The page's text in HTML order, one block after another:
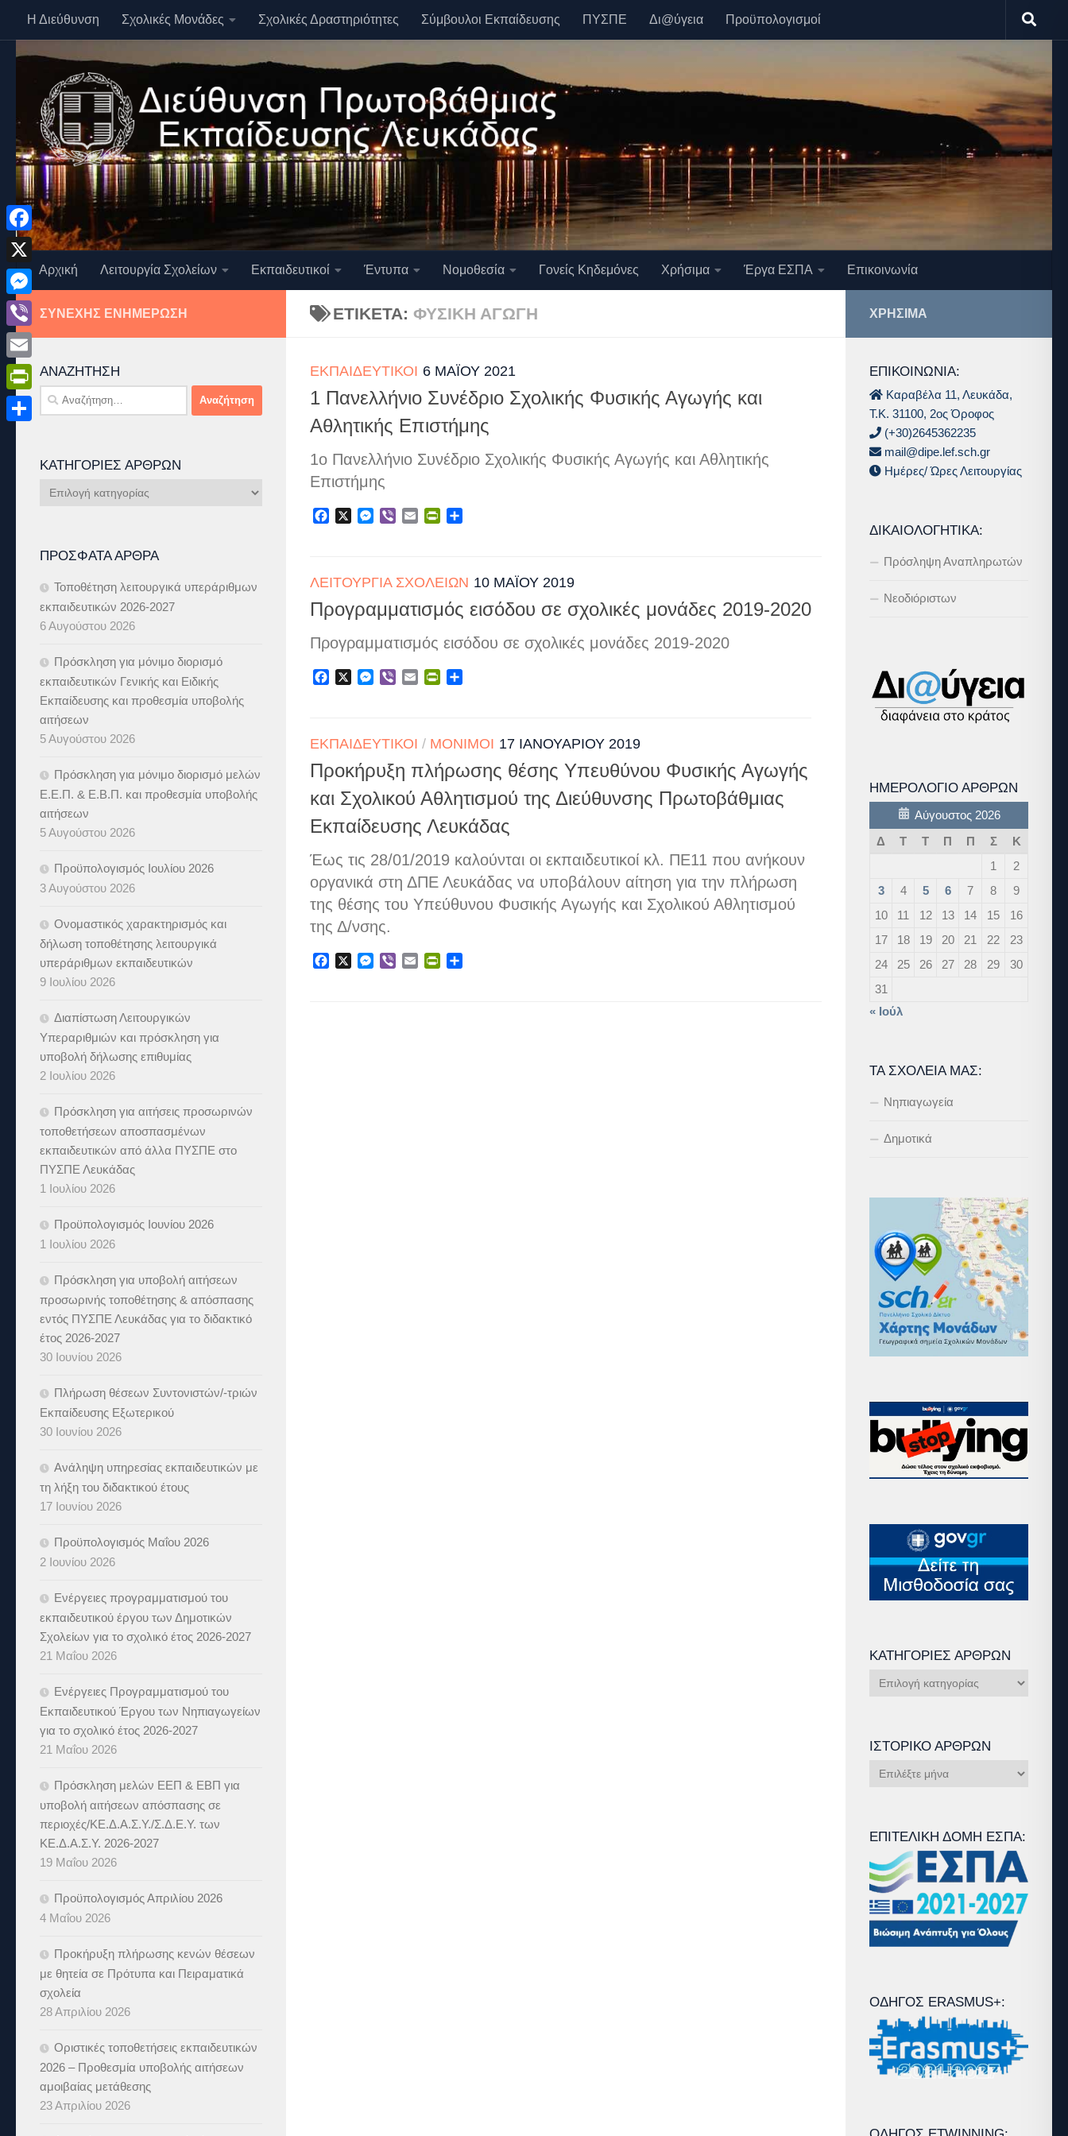
Skip to content
Η Διεύθυνση Σχολικές Μονάδες Σχολικές Δραστηριότητες Σύμβουλοι Εκπαίδευσης ΠΥΣΠΕ Δι@ύγεια Προϋπολογισμοί
Αρχική Λειτουργία Σχολείων Εκπαιδευτικοί Έντυπα Νομοθεσία Γονείς Κηδεμόνες Χρήσιμα Έργα ΕΣΠΑ Επικοινωνία
ΕΤΙΚΈΤΑ: ΦΥΣΙΚΉ ΑΓΩΓΉ
ΕΚΠΑΙΔΕΥΤΙΚΟΊ 6 ΜΑΪ́ΟΥ 2021
1 Πανελλήνιο Συνέδριο Σχολικής Φυσικής Αγωγής και
Αθλητικής Επιστήμης
1o Πανελλήνιο Συνέδριο Σχολικής Φυσικής Αγωγής και Αθλητικής
Επιστήμης
FacebookMessenger
Viber EmailPrintFriendly
ΛΕΙΤΟΥΡΓΊΑ ΣΧΟΛΕΊΩΝ 10 ΜΑΪ́ΟΥ 2019
Προγραμματισμός εισόδου σε σχολικές μονάδες 2019-2020
Προγραμματισμός εισόδου σε σχολικές μονάδες 2019-2020
FacebookMessenger
Viber EmailPrintFriendly
ΕΚΠΑΙΔΕΥΤΙΚΟΊ / ΜΌΝΙΜΟΙ 17 ΙΑΝΟΥΑΡΊΟΥ 2019
Προκήρυξη πλήρωσης θέσης Υπευθύνου Φυσικής Αγωγής
και Σχολικού Αθλητισμού της Διεύθυνσης Πρωτοβάθμιας
Εκπαίδευσης Λευκάδας
Έως τις 28/01/2019 καλούνται οι εκπαιδευτικοί κλ. ΠΕ11 που ανήκουν
οργανικά στη ΔΠΕ Λευκάδας να υποβάλουν αίτηση για την πλήρωση
της θέσης του Υπεύθυνου Φυσικής Αγωγής και Σχολικού Αθλητισμού
της Δ/νσης.
FacebookMessenger
Viber EmailPrintFriendly
ΣΥΝΕΧΉΣ ΕΝΗΜΈΡΩΣΗ
ΑΝΑΖΉΤΗΣΗ
Αναζήτηση
για:
ΚΑΤΗΓΟΡΊΕΣ ΆΡΘΡΩΝ
Κατηγορίες
ΠΡΌΣΦΑΤΑ ΆΡΘΡΑ
Τοποθέτηση λειτουργικά υπεράριθμων
εκπαιδευτικών 2026-2027
6 Αυγούστου 2026
Πρόσκληση για μόνιμο διορισμό
εκπαιδευτικών Γενικής και Ειδικής
Εκπαίδευσης και προθεσμία υποβολής
αιτήσεων
5 Αυγούστου 2026
Πρόσκληση για μόνιμο διορισμό μελών
Ε.Ε.Π. & Ε.Β.Π. και προθεσμία υποβολής
αιτήσεων
5 Αυγούστου 2026
Προϋπολογισμός Ιουλίου 2026
3 Αυγούστου 2026
Ονομαστικός χαρακτηρισμός και
δήλωση τοποθέτησης λειτουργικά
υπεράριθμων εκπαιδευτικών
9 Ιουλίου 2026
Διαπίστωση Λειτουργικών
Υπεραριθμιών και πρόσκληση για
υποβολή δήλωσης επιθυμίας
2 Ιουλίου 2026
Πρόσκληση για αιτήσεις προσωρινών
τοποθετήσεων αποσπασμένων
εκπαιδευτικών από άλλα ΠΥΣΠΕ στο
ΠΥΣΠΕ Λευκάδας
1 Ιουλίου 2026
Προϋπολογισμός Ιουνίου 2026
1 Ιουλίου 2026
Πρόσκληση για υποβολή αιτήσεων
προσωρινής τοποθέτησης & απόσπασης
εντός ΠΥΣΠΕ Λευκάδας για το διδακτικό
έτος 2026-2027
30 Ιουνίου 2026
Πλήρωση θέσεων Συντονιστών/-τριών
Εκπαίδευσης Εξωτερικού
30 Ιουνίου 2026
Ανάληψη υπηρεσίας εκπαιδευτικών με
τη λήξη του διδακτικού έτους
17 Ιουνίου 2026
Προϋπολογισμός Μαΐου 2026
2 Ιουνίου 2026
Ενέργειες προγραμματισμού του
εκπαιδευτικού έργου των Δημοτικών
Σχολείων για το σχολικό έτος 2026-2027
21 Μαΐου 2026
Ενέργειες Προγραμματισμού του
Εκπαιδευτικού Έργου των Νηπιαγωγείων
για το σχολικό έτος 2026-2027
21 Μαΐου 2026
Πρόσκληση μελών ΕΕΠ & ΕΒΠ για
υποβολή αιτήσεων απόσπασης σε
περιοχές/ΚΕ.Δ.Α.Σ.Υ./Σ.Δ.Ε.Υ. των
ΚΕ.Δ.Α.Σ.Υ. 2026-2027
19 Μαΐου 2026
Προϋπολογισμός Απριλίου 2026
4 Μαΐου 2026
Προκήρυξη πλήρωσης κενών θέσεων
με θητεία σε Πρότυπα και Πειραματικά
σχολεία
28 Απριλίου 2026
Οριστικές τοποθετήσεις εκπαιδευτικών
2026 – Προθεσμία υποβολής αιτήσεων
αμοιβαίας μετάθεσης
23 Απριλίου 2026
ΧΡΉΣΙΜΑ
ΕΠΙΚΟΙΝΩΝΙΑ:
Καραβέλα 11, Λευκάδα,
Τ.Κ. 31100, 2ος Όροφος
(+30)2645362235
mail@dipe.lef.sch.gr
Ημέρες/ Ώρες Λειτουργίας
ΔΙΚΑΙΟΛΟΓΗΤΙΚΆ:
Πρόσληψη Αναπληρωτών
Νεοδιόριστων
ΗΜΕΡΟΛΌΓΙΟ ΆΡΘΡΩΝ
Αύγουστος 2026
Δ
Τ Τ Π Π Σ
Κ
1
2
3
4 5 6 7 8
9
10
11 12 13 14 15
16
17
18 19 20 21 22
23
24
25 26 27 28 29
30
31
« Ιούλ
ΤΑ ΣΧΟΛΕΊΑ ΜΑΣ:
Νηπιαγωγεία
Δημοτικά
ΚΑΤΗΓΟΡΊΕΣ ΆΡΘΡΩΝ
Κατηγορίες
ΙΣΤΟΡΙΚΌ ΆΡΘΡΩΝ
Ιστορικό
ΕΠΙΤΕΛΙΚΉ ΔΟΜΉ ΕΣΠΑ:
ΟΔΗΓΌΣ ERASMUS+:
Facebook
X
Messenger
Viber
Email
PrintFriendly